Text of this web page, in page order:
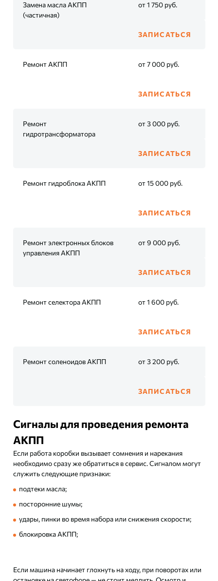
Замена масла АКПП
(частичная)
от 1 750 руб.
ЗАПИСАТЬСЯ
Ремонт АКПП от 7 000 руб.
ЗАПИСАТЬСЯ
Ремонт
гидротрансформатора
от 3 000 руб.
ЗАПИСАТЬСЯ
Ремонт гидроблока АКПП от 15 000 руб.
ЗАПИСАТЬСЯ
Ремонт электронных блоков
управления АКПП
от 9 000 руб.
ЗАПИСАТЬСЯ
Ремонт селектора АКПП от 1 600 руб.
ЗАПИСАТЬСЯ
Ремонт соленоидов АКПП от 3 200 руб.
ЗАПИСАТЬСЯ
Сигналы для проведения ремонта
АКПП
Если работа коробки вызывает сомнения и нарекания
необходимо сразу же обратиться в сервис. Сигналом могут
служить следующие признаки:
подтеки масла;
посторонние шумы;
удары, пинки во время набора или снижения скорости;
блокировка АКПП;
Если машина начинает глохнуть на ходу, при поворотах или